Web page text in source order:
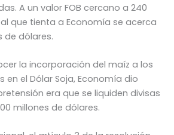
A un valor FOB cercano a 240
que tienta a Economía se acerca
de dólares.
la incorporación del maíz a los
en el Dólar Soja, Economía dio
era que se liquiden divisas
millones de dólares.